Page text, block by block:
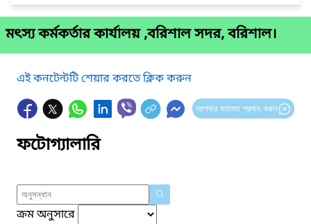
মৎস্য কর্মকর্তার কার্যালয় ,বরিশাল সদর, বরিশাল।
এই কনটেন্টটি শেয়ার করতে ক্লিক করুন
আপনার মতামত প্রদান করুন
ফটোগ্যালারি
ক্রম অনুসারে